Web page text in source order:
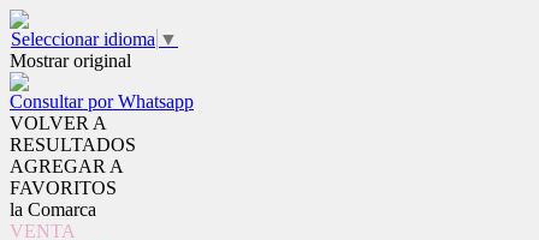
Seleccionar idioma ▼
Mostrar original
Consultar por Whatsapp
VOLVER A
RESULTADOS
AGREGAR A
FAVORITOS
la Comarca
VENTA